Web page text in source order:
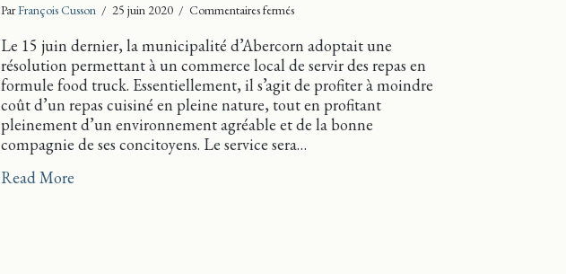
ParFrançois Cusson / 25 juin 2020 / Commentaires ferméssur
méchoui
à
Abercorn
Le 15 juin dernier, la municipalité d’Abercorn adoptait une
résolution permettant à un commerce local de servir des repas en
formule food truck. Essentiellement, il s’agit de profiter à moindre
coût d’un repas cuisiné en pleine nature, tout en profitant
pleinement d’un environnement agréable et de la bonne
compagnie de ses concitoyens. Le service sera…
Read More